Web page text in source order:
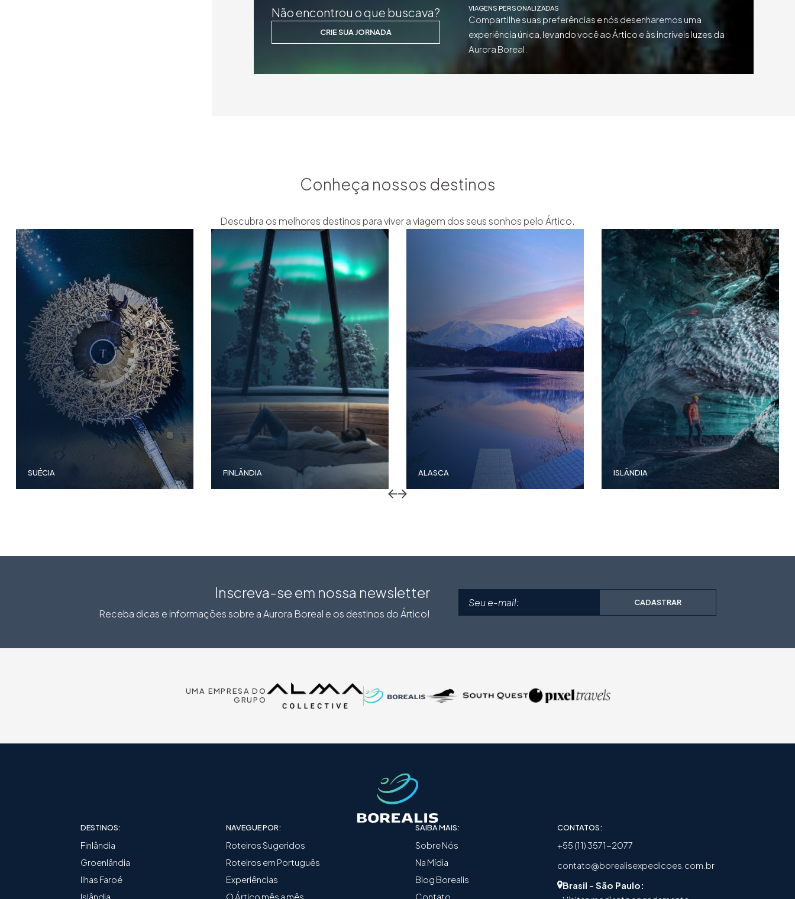
Não encontrou o que buscava?
CRIE SUA JORNADA
VIAGENS PERSONALIZADAS
Compartilhe suas preferências e nós desenharemos uma
experiência única, levando você ao Ártico e às incríveis luzes da
Aurora Boreal.
Conheça nossos destinos
Descubra os melhores destinos para viver a viagem dos seus sonhos pelo Ártico.
SUÉCIA FINLÂNDIA ALASCA ISLÂNDIA
Return to previous slide
Return to previous slide
Inscreva-se em nossa newsletter
Receba dicas e informações sobre a Aurora Boreal e os destinos do Ártico!
CADASTRAR
UMA EMPRESA DO
GRUPO
DESTINOS:
Finlândia
Groenlândia
Ilhas Faroé
Islândia
NAVEGUE POR:
Roteiros Sugeridos
Roteiros em Português
Experiências
O Ártico mês a mês
SAIBA MAIS:
Sobre Nós
Na Mídia
Blog Borealis
Contato
CONTATOS:
+55 (11) 3571-2077
contato@borealisexpedicoes.com.br
Brasil - São Paulo: